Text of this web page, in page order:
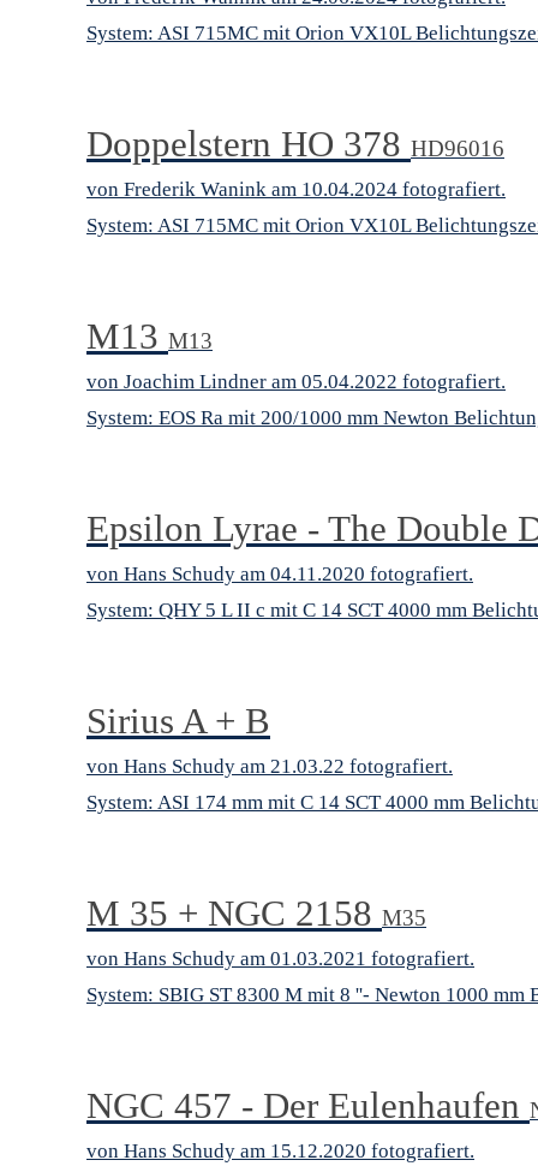
System: ASI 715MC mit Orion VX10L
Doppelstern HO 378 HD96016
von Frederik Wanink am 10.04.2024 fotografiert.
System: ASI 715MC mit Orion VX10L
M13 M13
von Joachim Lindner am 05.04.2022 fotografiert.
System: EOS Ra mit 200/1000 mm Newton
Epsilon Lyrae - The Double
von Hans Schudy am 04.11.2020 fotografiert.
System: QHY 5 L II c mit C 14 SCT 4000 mm
Sirius A + B
von Hans Schudy am 21.03.22 fotografiert.
System: ASI 174 mm mit C 14 SCT 4000 mm
M 35 + NGC 2158 M35
von Hans Schudy am 01.03.2021 fotografiert.
System: SBIG ST 8300 M mit 8 ''- Newton 1000
NGC 457 - Der Eulenhaufen
von Hans Schudy am 15.12.2020 fotografiert.